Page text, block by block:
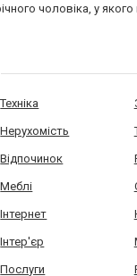
чоловіка, у
Техніка
Нерухомість
Відпочинок
Меблі
Інтернет
Інтер'єр
Послуги